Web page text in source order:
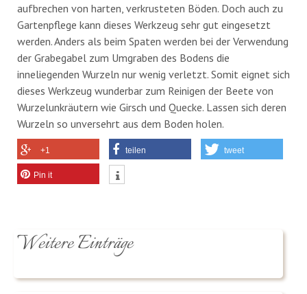
aufbrechen von harten, verkrusteten Böden. Doch auch zu
Gartenpflege kann dieses Werkzeug sehr gut eingesetzt
werden. Anders als beim Spaten werden bei der Verwendung
der Grabegabel zum Umgraben des Bodens die
inneliegenden Wurzeln nur wenig verletzt. Somit eignet sich
dieses Werkzeug wunderbar zum Reinigen der Beete von
Wurzelunkräutern wie Girsch und Quecke. Lassen sich deren
Wurzeln so unversehrt aus dem Boden holen.
+1 teilen tweet
Pin it
Weitere Einträge